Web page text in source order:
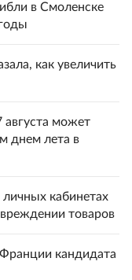
в Смоленске
как увеличить
августа может
днем лета в
кабинетах
товаров
кандидата